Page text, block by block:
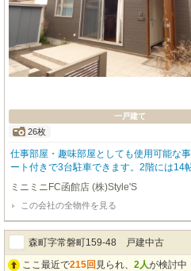
一戸建て
26枚
仕事部屋・趣味部屋としても使用可能な
ート付きで3台駐車できます。2階には14
様な用途として活用でき、夢が膨らみま
38-87-1023】までお気軽にお問い合わせ
ミニミニFC函館店 (株)Style'S
この会社の全物件を見る
森町字常磐町159-48 戸建中古
ここ最近で215回 見られ、 2人が検討中